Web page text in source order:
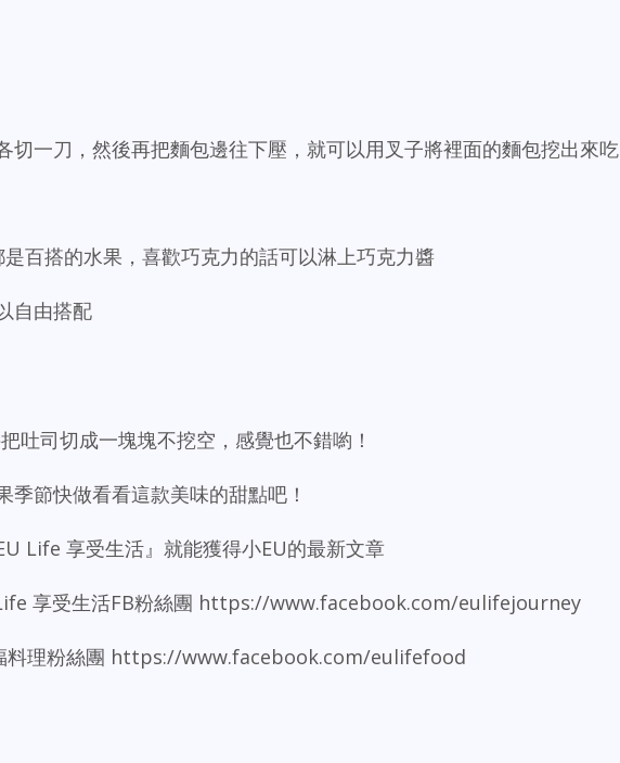
切一刀，然後再把麵包邊往下壓，就可以用叉子將裡面的麵包挖出來吃
百搭的水果，喜歡巧克力的話可以淋上巧克力醬
自由搭配
吐司切成一塊塊不挖空，感覺也不錯喲！
季節快做看看這款美味的甜點吧！
Life 享受生活』就能獲得小EU的最新文章
享受生活FB粉絲團 https://www.facebook.com/eulifejourney
料理粉絲團 https://www.facebook.com/eulifefood